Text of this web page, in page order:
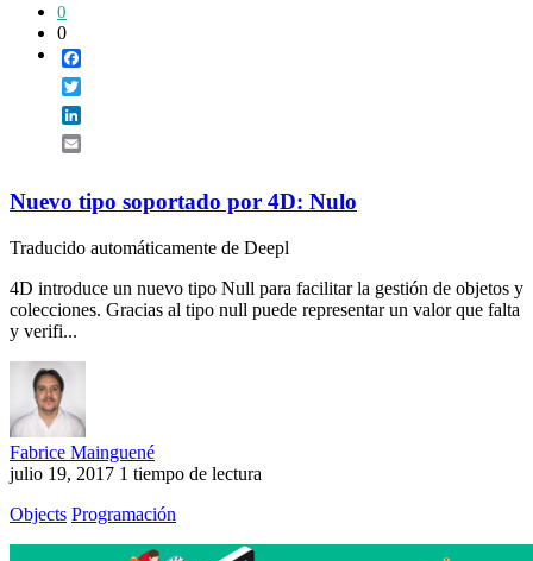
0
0
Nuevo tipo soportado por 4D: Nulo
Traducido automáticamente de Deepl
4D introduce un nuevo tipo Null para facilitar la gestión de objetos y
colecciones. Gracias al tipo null puede representar un valor que falta
y verifi...
Fabrice Mainguené
julio 19, 2017 1 tiempo de lectura
Objects Programación